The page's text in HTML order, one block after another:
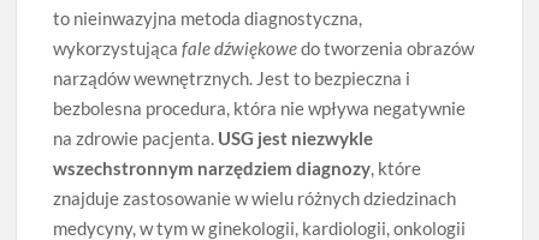
to nieinwazyjna metoda diagnostyczna,
wykorzystującafale dźwiękowedo tworzenia obrazów
narządów wewnętrznych. Jest to bezpieczna i
bezbolesna procedura, która nie wpływa negatywnie
na zdrowie pacjenta. USG jest niezwykle
wszechstronnym narzędziem diagnozy, które
znajduje zastosowanie w wielu różnych dziedzinach
medycyny, w tym w ginekologii, kardiologii, onkologii